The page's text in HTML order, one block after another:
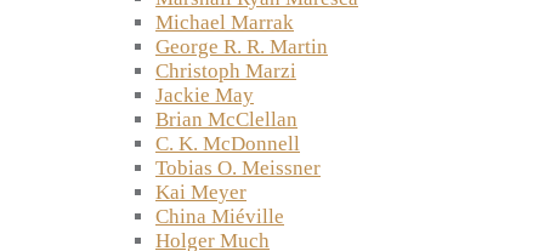
Michael Marrak
George R. R. Martin
Christoph Marzi
Jackie May
Brian McClellan
C. K. McDonnell
Tobias O. Meissner
Kai Meyer
China Miéville
Holger Much